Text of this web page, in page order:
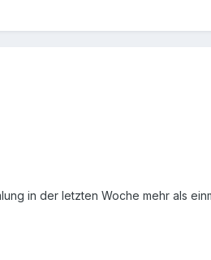
in der letzten Woche mehr als